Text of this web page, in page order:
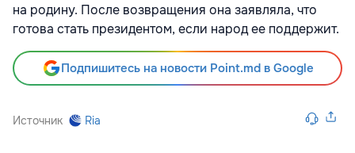
на родину. После возвращения она заявляла, что
готова стать президентом, если народ ее поддержит.
Подпишитесь на новости Point.md в Google
Источник Ria